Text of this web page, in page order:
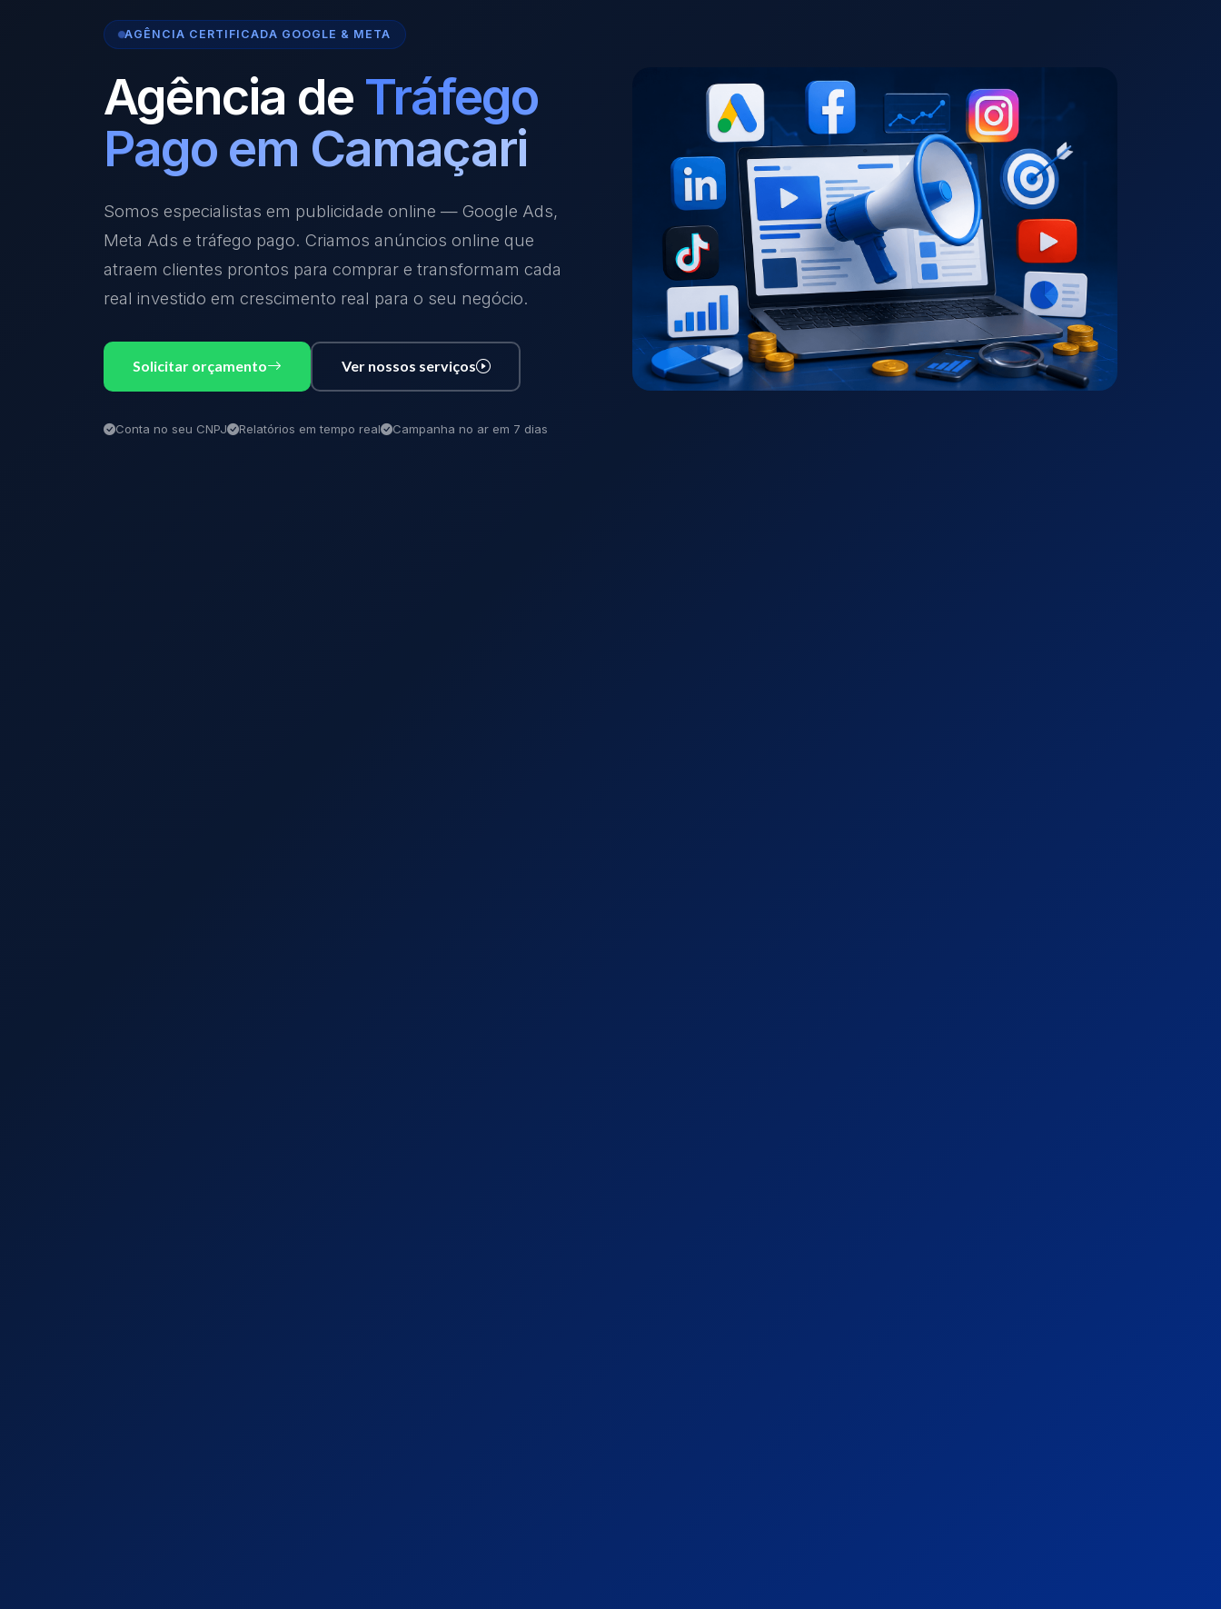
AGÊNCIA CERTIFICADA GOOGLE & META
Agência de Tráfego
Pago em Camaçari
Somos especialistas em publicidade online — Google Ads,
Meta Ads e tráfego pago. Criamos anúncios online que
atraem clientes prontos para comprar e transformam cada
real investido em crescimento real para o seu negócio.
Solicitar orçamento Ver nossos serviços
Conta no seu CNPJ Relatórios em tempo real Campanha no ar em 7 dias